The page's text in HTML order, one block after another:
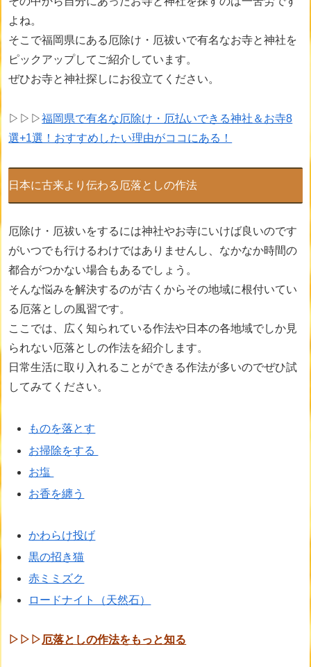
よね。
そこで福岡県にある厄除け・厄祓いで有名なお寺と神社を
ピックアップしてご紹介しています。
ぜひお寺と神社探しにお役立てください。
▷▷▷福岡県で有名な厄除け・厄払いできる神社＆お寺8
選+1選！おすすめしたい理由がココにある！
日本に古来より伝わる厄落としの作法
厄除け・厄祓いをするには神社やお寺にいけば良いのです
がいつでも行けるわけではありませんし、なかなか時間の
都合がつかない場合もあるでしょう。
そんな悩みを解決するのが古くからその地域に根付いてい
る厄落としの風習です。
ここでは、広く知られている作法や日本の各地域でしか見
られない厄落としの作法を紹介します。
日常生活に取り入れることができる作法が多いのでぜひ試
してみてください。
ものを落とす
お掃除をする
お塩
お香を纏う
かわらけ投げ
黒の招き猫
赤ミミズク
ロードナイト（天然石）
▷▷▷ 厄落としの作法をもっと知る